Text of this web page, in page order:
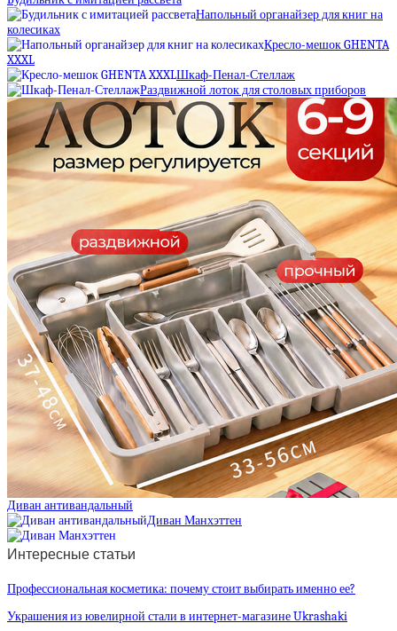
Напольный органайзер для книг на
колесиках
Кресло-мешок GHENTA
XXXL
Шкаф-Пенал-Стеллаж
Раздвижной лоток для столовых приборов
Диван антивандальный
Диван Манхэттен
Интересные статьи
Профессиональная косметика: почему стоит выбирать именно ее?
Украшения из ювелирной стали в интернет-магазине Ukrashaki